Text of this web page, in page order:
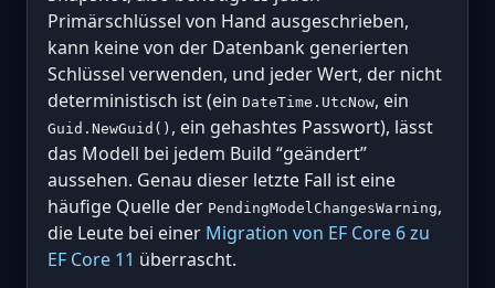
Primärschlüssel von Hand ausgeschrieben,
kann keine von der Datenbank generierten
Schlüssel verwenden, und jeder Wert, der nicht
deterministisch ist (ein DateTime.UtcNow, ein
Guid.NewGuid() , ein gehashtes Passwort), lässt
das Modell bei jedem Build “geändert”
aussehen. Genau dieser letzte Fall ist eine
häufige Quelle der PendingModelChangesWarning,
die Leute bei einer Migration von EF Core 6 zu
EF Core 11 überrascht.